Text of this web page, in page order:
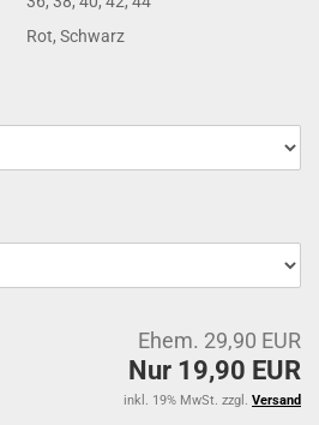
Rot, Schwarz
Ehem. 29,90 EUR
Nur 19,90 EUR
inkl. 19% MwSt. zzgl. Versand